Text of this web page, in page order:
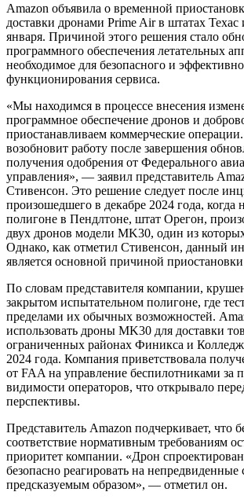
Amazon объявила о временной
доставки дронами Prime Air в штатах
января. Причиной этого решения стало
программного обеспечения летательных
необходимое для безопасного и
функционирования сервиса.
«Мы находимся в процессе внесения
программное обеспечение дронов и
приостанавливаем коммерческие
возобновит работу после завершения
получения одобрения от Федерального
управления», — заявил представитель
Стивенсон. Это решение следует после
произошедшего в декабре 2024 года, когда
полигоне в Пендлтоне, штат Орегон,
двух дронов модели MK30, один из которых
Однако, как отметил Стивенсон, данный
является основной причиной
По словам представителя компании,
закрытом испытательном полигоне, где
пределами их обычных возможностей.
использовать дроны MK30 для доставки
ограниченных районах Финикса и
2024 года. Компания приветствовала
от FAA на управление беспилотниками за
видимости операторов, что открывало
перспективы.
Представитель Amazon подчеркивает, что
соответствие нормативным требованиям
приоритет компании. «Дрон
безопасно реагировать на непредвиденные
предсказуемым образом», — отметил он.